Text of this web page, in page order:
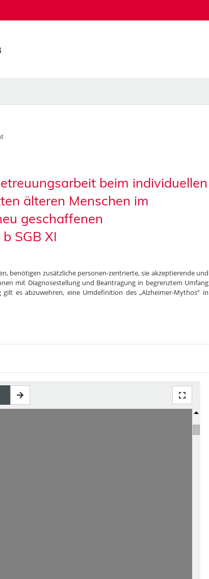
beim individuellen
älteren Menschen im
geschaffenen
SGB XI
benötigen zusätzliche personen-zentrierte, sie akzeptierende und
mit Diagnosestellung und Beantragung in begrenztem Umfang
es abzuwehren, eine Umdefinition des „Alzheimer-Mythos“ in